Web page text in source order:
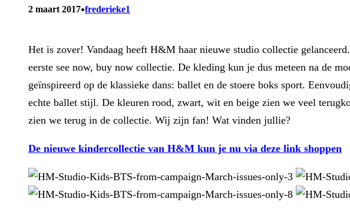
2 maart 2017•frederieke1
Het is zover! Vandaag heeft H&M haar nieuwe studio collectie
eerste see now, buy now collectie. De kleding kun je dus meteen na de
geïnspireerd op de klassieke dans: ballet en de stoere boks sport.
echte ballet stijl. De kleuren rood, zwart, wit en beige zien we veel
zien we terug in de collectie. Wij zijn fan! Wat vinden jullie?
De nieuwe kindercollectie van H&M kun je nu via deze link shoppen